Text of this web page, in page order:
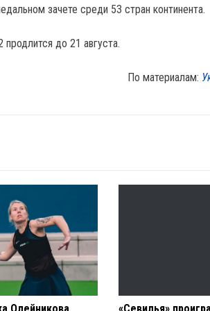
зачете среди 53 стран континента.
до 21 августа.
По материалам: